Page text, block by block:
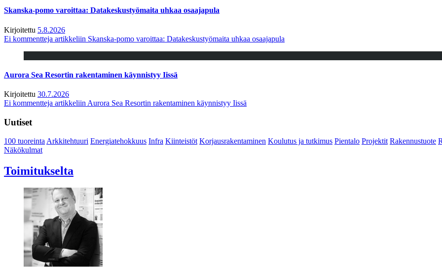
Skanska-pomo varoittaa: Datakeskustyömaita uhkaa osaajapula
Kirjoitettu 5.8.2026
Ei kommentteja artikkeliin Skanska-pomo varoittaa: Datakeskustyömaita uhkaa osaajapula
Aurora Sea Resortin rakentaminen käynnistyy Iissä
Kirjoitettu 30.7.2026
Ei kommentteja artikkeliin Aurora Sea Resortin rakentaminen käynnistyy Iissä
Uutiset
100 tuoreintaArkkitehtuuri Energiatehokkuus Infra Kiinteistöt Korjausrakentaminen Koulutus ja tutkimus Pientalo Projektit Rakennustuote
Näkökulmat
Toimitukselta